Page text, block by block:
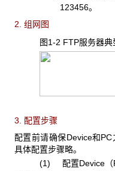
123456。
2. 组网图
图1-2 FTP服务器典
3. 配置步骤
配置前请确保Device和PC
具体配置步骤略。
(1) 配置Device（